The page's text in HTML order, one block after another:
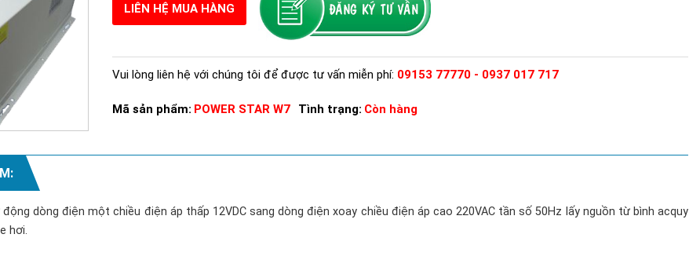
LIÊN HỆ MUA HÀNG
Vui lòng liên hệ với chúng tôi để được tư vấn miễn phí: 09153 77770 - 0937 017 717
Mã sản phẩm: POWER STAR W7 Tình trạng: Còn hàng
dòng điện một chiều điện áp thấp 12VDC sang dòng điện xoay chiều điện áp cao 220VAC tần số 50Hz lấy nguồn từ bình acquy
hơi.